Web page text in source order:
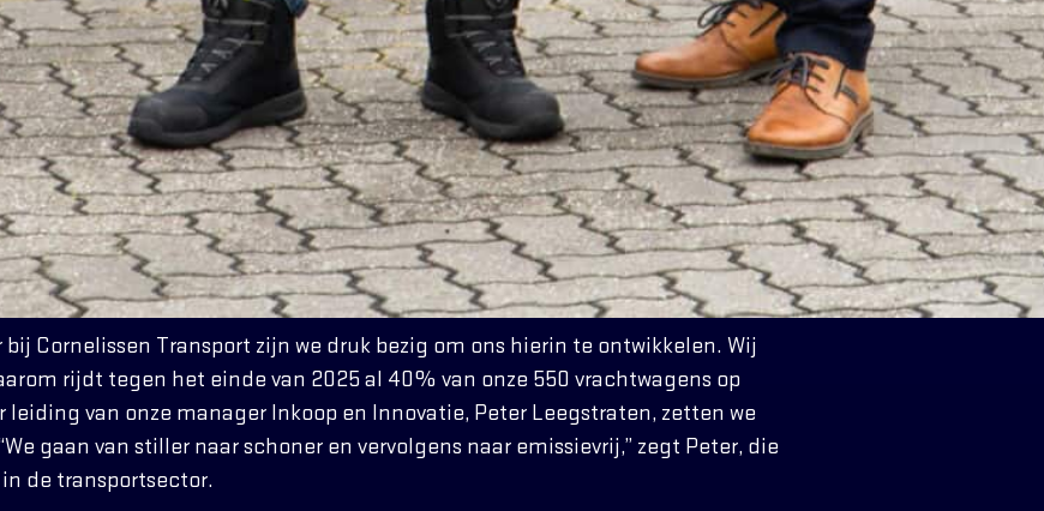
bij Cornelissen Transport zijn we druk bezig om ons hierin te ontwikkelen. Wij
rijdt tegen het einde van 2025 al 40% van onze 550 vrachtwagens op
van onze manager Inkoop en Innovatie, Peter Leegstraten, zetten we
gaan van stiller naar schoner en vervolgens naar emissievrij,” zegt Peter, die
de transportsector.